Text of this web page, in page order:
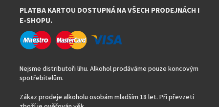
PLATBA KARTOU DOSTUPNÁ NA VŠECH PRODEJNÁCH I
E-SHOPU.
Nejsme distributoři lihu. Alkohol prodáváme pouze koncovým
spotřebitelům.
Zákaz prodeje alkoholu osobám mladším 18 let. Při převzetí